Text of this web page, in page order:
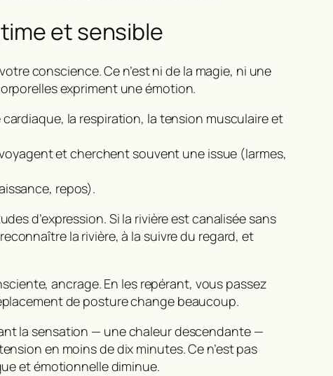
et sensible
conscience. Ce n’est ni de la magie, ni une
expriment une émotion.
la respiration, la tension musculaire et
et cherchent souvent une issue (larmes,
repos).
d’expression. Si la rivière est canalisée sans
la rivière, à la suivre du regard, et
,ancrage. En les repérant, vous passez
de posture change beaucoup.
la sensation — une chaleur descendante —
en moins de dix minutes. Ce n’est pas
et émotionnelle diminue.